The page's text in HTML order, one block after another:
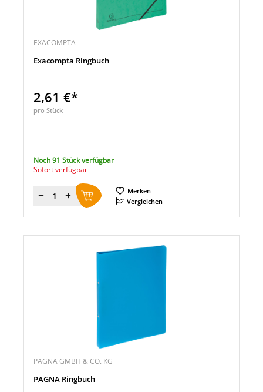
EXACOMPTA
Exacompta Ringbuch
2,61 €*
pro Stück
Noch 91 Stück verfügbar
Sofort verfügbar
Menge
Merken
Vergleichen
PAGNA GMBH & CO. KG
PAGNA Ringbuch